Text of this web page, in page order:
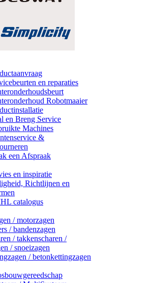
en reparaties
Robotmaaier
en Breng Service
Machines
&
een Afspraak
en inspiratie
Richtlijnen en
catalogus
/ motorzagen
/ bandenzagen
/ takkenscharen /
/ snoeizagen
/ betonkettingzagen